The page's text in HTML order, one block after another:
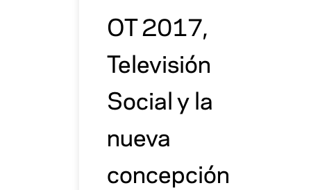
OT 2017,
Televisión
Social y la
nueva
concepción